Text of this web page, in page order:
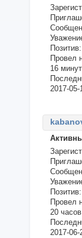
Позитив:
Провел
16 минут
2017-05-
Позитив:
Провел
20
2017-